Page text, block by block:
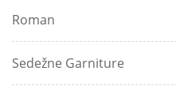
Roman
Sedežne Garniture